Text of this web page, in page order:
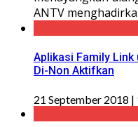
ANTV
Aplikasi Family Link
Di-Non Aktifkan
21 September 2018 |